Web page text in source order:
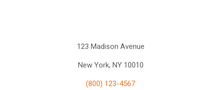
BODYWORK
ΕΠΙΚΟΙΝΩΝΊΑ
123 Madison Avenue
New York, NY 10010
(800) 123-4567